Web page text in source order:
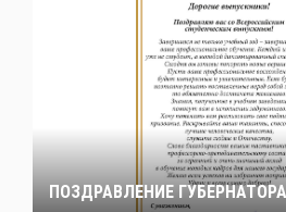
ПОЗДРАВЛЕНИЕ ГУБЕРНАТОРА